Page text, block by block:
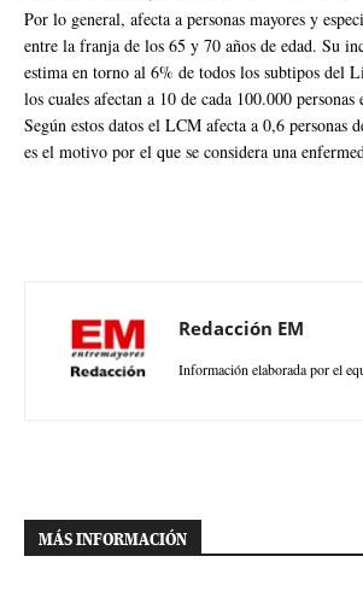
Por lo general, afecta a personas mayores y
entre la franja de los 65 y 70 años de edad. Su
estima en torno al 6% de todos los subtipos del
los cuales afectan a 10 de cada 100.000
Según estos datos el LCM afecta a 0,6 personas
es el motivo por el que se considera una
Redacción EM
Información elaborada por el
MÁS INFORMACIÓN